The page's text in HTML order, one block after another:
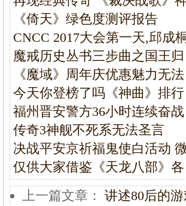
《倚天》绿色度测评报告
CNCC 2017大会第一天,邱成
魔戒历史丛书三步曲之国王归
《魔域》周年庆优惠魅力无法
今天你登榜了吗《神曲》排行
福州晋安警方36小时连续奋战
传奇3神舰不死系无法圣言
决战平安京祈福鬼使白活动
仅供大家借鉴《天龙八部》各
上一篇文章： 讲述80后的